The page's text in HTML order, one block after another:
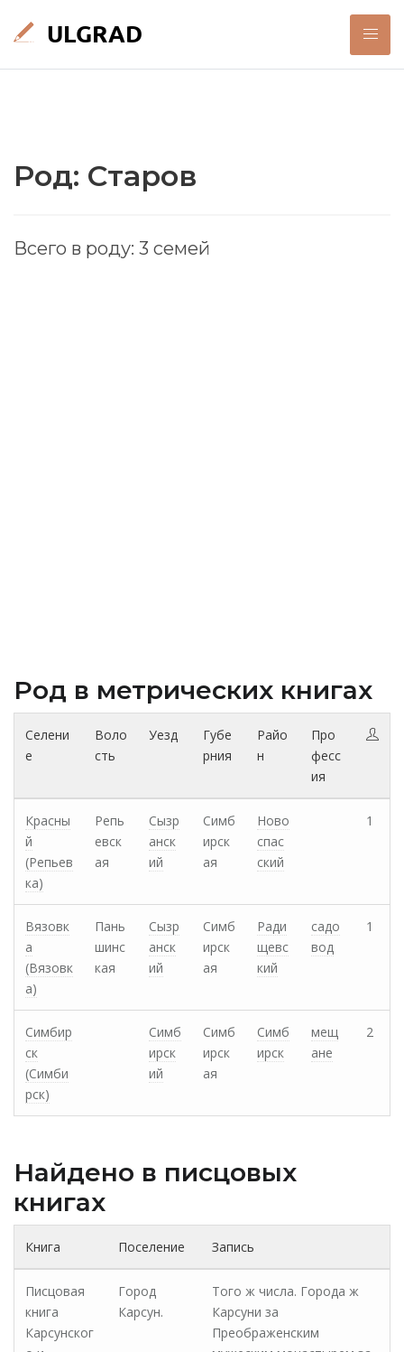
Род: Старов
Всего в роду: 3 семей
Род в метрических книгах
Селени
е
Воло
сть
Уезд
Губе
рния
Райо
н
Про
фесс
ия
Красны
й
(Репьев
ка)
Репь
евск
ая
Сызр
анск
ий
Симб
ирск
ая
Ново
спас
ский
1
Вязовк
а
(Вязовк
а)
Пань
шинс
кая
Сызр
анск
ий
Симб
ирск
ая
Ради
щевс
кий
садо
вод
1
Симбир
ск
(Симби
рск)
Симб
ирск
ий
Симб
ирск
ая
Симб
ирск
мещ
ане
2
Найдено в писцовых
книгах
Книга Поселение Запись
Писцовая
книга
Карсунског
Город
Карсун.
Того ж числа. Города ж
Карсуни за
Преображенским